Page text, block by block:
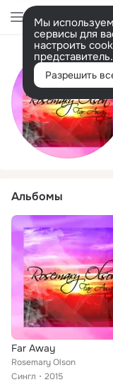
Мы
сервисы для
настроить
представитель.
Разрешить
Альбомы
Far Away
Rosemary Olson
Сингл
2015